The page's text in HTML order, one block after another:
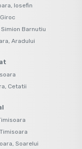
Iosefin
Barnutiu
Aradului
Cetatii
Soarelui